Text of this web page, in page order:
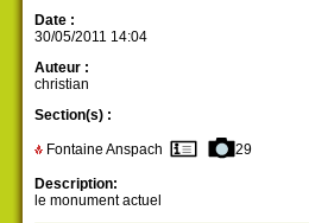
Date :
30/05/2011 14:04
Auteur :
christian
Section(s) :
Fontaine Anspach 29
Description:
le monument actuel